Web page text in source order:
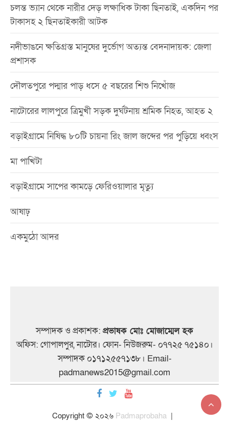
চলন্ত ভ্যান থেকে নারীর দেড় লক্ষাধিক টাকা ছিনতাই, একদিন পর
টাকাসহ ২ ছিনতাইকারী আটক
নদীভাঙনে ক্ষতিগ্রস্ত মানুষের দুর্ভোগ অত্যন্ত বেদনাদায়ক: জেলা
প্রশাসক
দৌলতপুরে পদ্মার পাড় ধসে ৫ বছরের শিশু নিখোঁজ
নাটোরের লালপুরে ত্রিমুখী সড়ক দুর্ঘটনায় শ্রমিক নিহত, আহত ২
বড়াইগ্রামে নিষিদ্ধ ৮০টি চায়না রিং জাল জব্দের পর পুড়িয়ে ধ্বংস
মা পাখিটা
বড়াইগ্রামে সাপের কামড়ে ফেরিওয়ালার মৃত্যু
আষাঢ়
একমুঠো আদর
সম্পাদক ও প্রকাশক: প্রভাষক মোঃ মোজাম্মেল হক
অফিস: গোপালপুর, নাটোর। ফোন- নিউজরুম- ০৭৭২৫ ৭৫১৪০।
সম্পাদক ০১৭১২৫৫৭১৩৮। Email-
padmanews2015@gmail.com
Copyright © ২০২৬ Padmaprobaha